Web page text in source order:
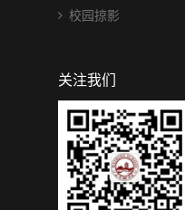
校园掠影
关注我们